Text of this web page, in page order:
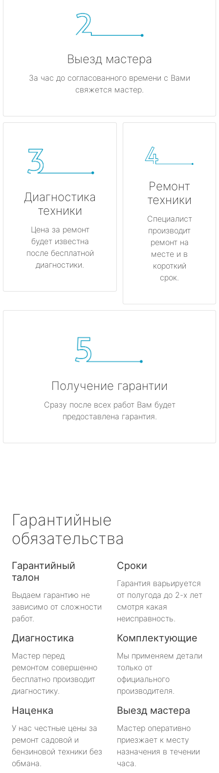
Выезд мастера
За час до согласованного времени с Вами
свяжется мастер.
Диагностика
техники
Цена за ремонт
будет известна
после бесплатной
диагностики.
Ремонт
техники
Специалист
производит
ремонт на
месте и в
короткий
срок.
Получение гарантии
Сразу после всех работ Вам будет
предоставлена гарантия.
Гарантийные
обязательства
Гарантийный
талон
Выдаем гарантию не
зависимо от сложности
работ.
Сроки
Гарантия варьируется
от полугода до 2-х лет
смотря какая
неисправность.
Диагностика
Мастер перед
ремонтом совершенно
бесплатно производит
диагностику.
Комплектующие
Мы применяем детали
только от
официального
производителя.
Наценка
У нас честные цены за
ремонт садовой и
бензиновой техники без
обмана.
Выезд мастера
Мастер оперативно
приезжает к месту
назначения в течении
часа.